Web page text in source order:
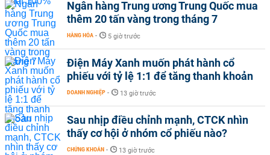
Ngân hàng Trung ương Trung Quốc mua
thêm 20 tấn vàng trong tháng 7
HÀNG HÓA - 5 giờ trước
Điện Máy Xanh muốn phát hành cổ
phiếu với tỷ lệ 1:1 để tăng thanh khoản
DOANH NGHIỆP - 13 giờ trước
Sau nhịp điều chỉnh mạnh, CTCK nhìn
thấy cơ hội ở nhóm cổ phiếu nào?
CHỨNG KHOÁN - 13 giờ trước